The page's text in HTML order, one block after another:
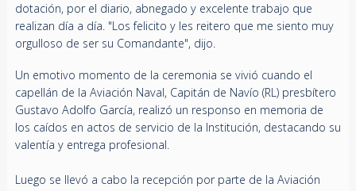
dotación, por el diario, abnegado y excelente trabajo que
realizan día a día. "Los felicito y les reitero que me siento muy
orgulloso de ser su Comandante", dijo.
Un emotivo momento de la ceremonia se vivió cuando el
capellán de la Aviación Naval, Capitán de Navío (RL) presbítero
Gustavo Adolfo García, realizó un responso en memoria de
los caídos en actos de servicio de la Institución, destacando su
valentía y entrega profesional.
Luego se llevó a cabo la recepción por parte de la Aviación